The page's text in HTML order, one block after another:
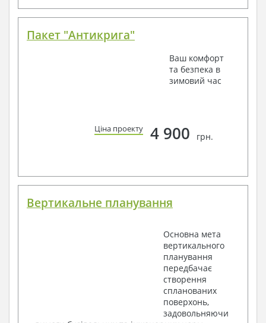
Пакет "Антикрига"
Ваш комфорт
та безпека в
зимовий час
Ціна проекту 4 900 грн.
Вертикальне планування
Основна мета
вертикального
планування
передбачає
створення
спланованих
поверхонь,
задовольняючи